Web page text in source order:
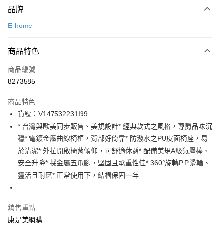
icash Pay
數位禮券
LINE Pay
街口支付
悠遊付
Google Pay
運送方式
品牌
E-home
商品特色
商品編號
8273585
商品特色
貨號：V147532231I99
* 台灣與歐美同步販售、美規設計* 經典款式之風格，尊爵品味沉
穩* 電鍍金屬曲線椅框，背部好倚靠* 防潑水之PU皮面椅座，易
於清潔* 外拉開啟椅背傾仰，可舒適休憩* 配備美規A級氣壓棒、
安全升降* 採金屬五爪腳，堅固且承重性佳* 360°旋轉P.P.滑輪、
靈活且耐磨* 正常使用下，結構保固一年
銷售重點
康是美網購